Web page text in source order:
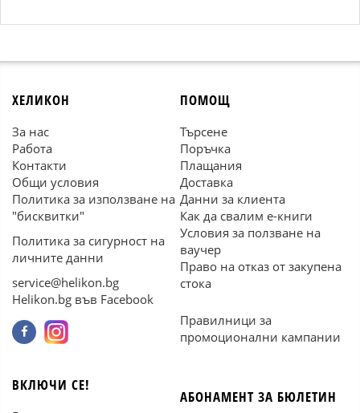
ХЕЛИКОН
За нас
Работа
Контакти
Общи условия
Политика за използване на
"бисквитки"
Политика за сигурност на
личните данни
service@helikon.bg
Helikon.bg във Facebook
ПОМОЩ
Търсене
Поръчка
Плащания
Доставка
Данни за клиента
Как да свалим е-книги
Условия за ползване на
ваучер
Право на отказ от закупена
стока
Правилници за
промоционални кампании
ВКЛЮЧИ СЕ!
АБОНАМЕНТ ЗА БЮЛЕТИН